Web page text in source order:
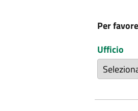
Per
Ufficio